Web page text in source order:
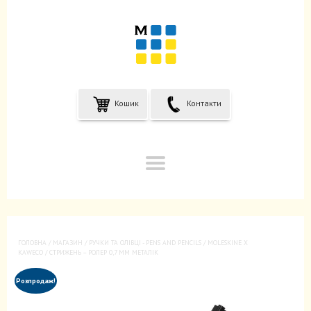
Кошик Контакти
ГОЛОВНА / МАГАЗИН / РУЧКИ ТА ОЛІВЦІ - PENS AND PENCILS / MOLESKINE X
KAWECO / СТРИЖЕНЬ – РОЛЕР 0,7 ММ МЕТАЛІК
Розпродаж!